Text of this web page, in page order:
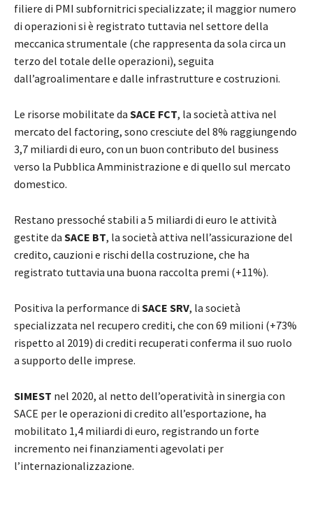
filiere di PMI subfornitrici specializzate; il maggior numero
di operazioni si è registrato tuttavia nel settore della
meccanica strumentale (che rappresenta da sola circa un
terzo del totale delle operazioni), seguita
dall’agroalimentare e dalle infrastrutture e costruzioni.
Le risorse mobilitate da SACE FCT, la società attiva nel
mercato del factoring, sono cresciute del 8% raggiungendo
3,7 miliardi di euro, con un buon contributo del business
verso la Pubblica Amministrazione e di quello sul mercato
domestico.
Restano pressoché stabili a 5 miliardi di euro le attività
gestite da SACE BT, la società attiva nell’assicurazione del
credito, cauzioni e rischi della costruzione, che ha
registrato tuttavia una buona raccolta premi (+11%).
Positiva la performance di SACE SRV, la società
specializzata nel recupero crediti, che con 69 milioni (+73%
rispetto al 2019) di crediti recuperati conferma il suo ruolo
a supporto delle imprese.
SIMEST nel 2020, al netto dell’operatività in sinergia con
SACE per le operazioni di credito all’esportazione, ha
mobilitato 1,4 miliardi di euro, registrando un forte
incremento nei finanziamenti agevolati per
l’internazionalizzazione.